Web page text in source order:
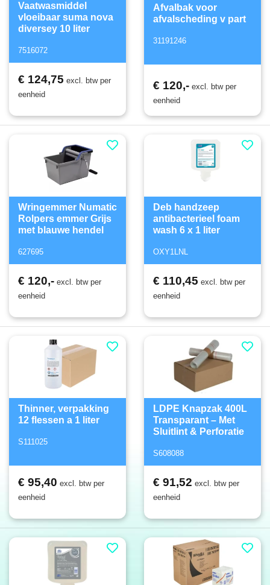
Vaatwasmiddel
vloeibaar suma nova
diversey 10 liter
7516072
€ 124,75 excl. btw per
eenheid
Afvalbak voor
afvalscheding v part
31191246
€ 120,- excl. btw per
eenheid
Wringemmer Numatic
Rolpers emmer Grijs
met blauwe hendel
627695
€ 120,- excl. btw per
eenheid
Deb handzeep
antibacterieel foam
wash 6 x 1 liter
OXY1LNL
€ 110,45 excl. btw per
eenheid
Thinner, verpakking
12 flessen a 1 liter
S111025
€ 95,40 excl. btw per
eenheid
LDPE Knapzak 400L
Transparant – Met
Sluitlint & Perforatie
S608088
€ 91,52 excl. btw per
eenheid